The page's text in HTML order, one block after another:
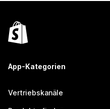
App-Kategorien
Vertriebskanäle